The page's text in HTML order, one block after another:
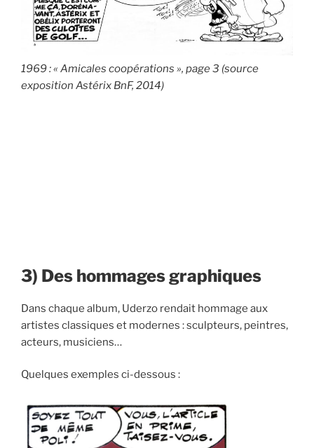
1969 : « Amicales coopérations », page 3 (source
exposition Astérix BnF, 2014)
3) Des hommages graphiques
Dans chaque album, Uderzo rendait hommage aux
artistes classiques et modernes : sculpteurs, peintres,
acteurs, musiciens…
Quelques exemples ci-dessous :